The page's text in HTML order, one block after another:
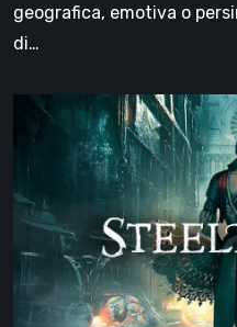
geografica, emotiva o
di…
Steelrising,
recensione:
rivoluzione
sotto
ingranaggi